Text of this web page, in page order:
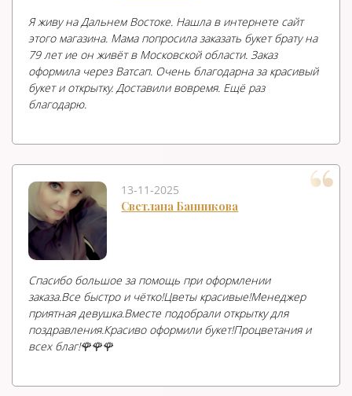
Я живу на Дальнем Востоке. Нашла в интернете сайт
этого магазина. Мама попросила заказать букет брату на
79 лет ие он живёт в Московской области. Заказ
оформила через Ватсап. Очень благодарна за красивый
букет и открытку. Доставили вовремя. Ещё раз
благодарю.
13-11-2025
Светлана Банникова
Спасибо большое за помощь при оформлении
заказа.Все быстро и чётко!Цветы красивые!Менеджер
приятная девушка.Вместе подобрали открытку для
поздравления.Красиво оформили букет!Процветания и
всех благ!🌹🌹🌹